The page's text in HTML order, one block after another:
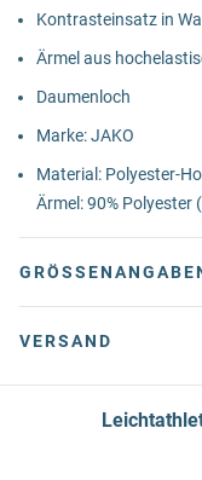
Kontrasteinsatz in
Ärmel aus
Daumenloch
Marke: JAKO
Material: Polyester-
Ärmel: 90% Polyester
GRÖSSENANGABEN
VERSAND